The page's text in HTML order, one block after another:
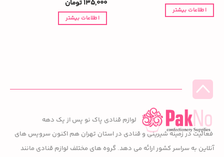
اطلاعات بیشتر
135,000تومان
اطلاعات بیشتر
لوازم قنادی پاک نو پس از یک دهه
فعالیت در زمینه شیرینی و قنادی در استان تهران هم اکنون سرویس های
آنلاین به سراسر کشور ارائه می دهد. گروه های مختلف لوازم قنادی مانند